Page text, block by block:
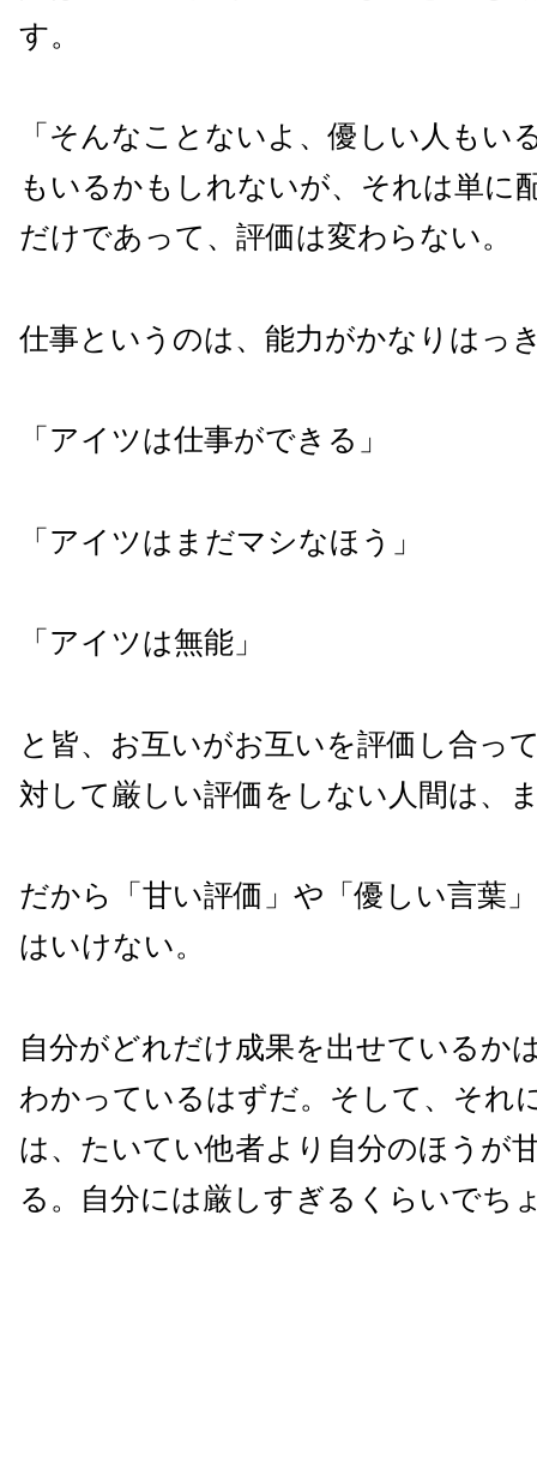
す。
「そんなことないよ、優しい人もい
もいるかもしれないが、それは単に
だけであって、評価は変わらない。
仕事というのは、能力がかなりはっ
「アイツは仕事ができる」
「アイツはまだマシなほう」
「アイツは無能」
と皆、お互いがお互いを評価し合っ
対して厳しい評価をしない人間は、
だから「甘い評価」や「優しい言葉
はいけない。
自分がどれだけ成果を出せているか
わかっているはずだ。そして、それ
は、たいてい他者より自分のほうが
る。自分には厳しすぎるくらいでち